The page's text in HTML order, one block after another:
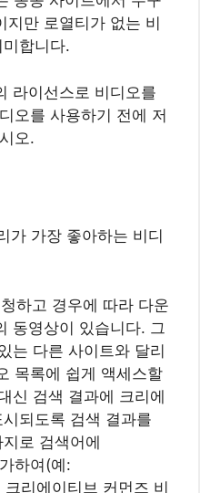
지만 로열티가 없는 비
합니다.
라이선스로 비디오를
오를 사용하기 전에 저
오.
가 가장 좋아하는 비디
하고 경우에 따라 다운
동영상이 있습니다. 그
는 다른 사이트와 달리
목록에 쉽게 액세스할
신 검색 결과에 크리에
되도록 검색 결과를
로 검색어에
하여(예:
리에이티브 커먼즈 비